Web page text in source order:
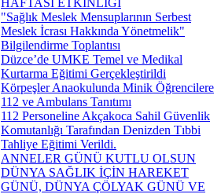
"Sağlık Meslek Mensuplarının Serbest
Meslek İcrası Hakkında Yönetmelik"
Bilgilendirme Toplantısı
Düzce’de UMKE Temel ve Medikal
Kurtarma Eğitimi Gerçekleştirildi
Körpeşler Anaokulunda Minik Öğrencilere
112 ve Ambulans Tanıtımı
112 Personeline Akçakoca Sahil Güvenlik
Komutanlığı Tarafından Denizden Tıbbi
Tahliye Eğitimi Verildi.
ANNELER GÜNÜ KUTLU OLSUN
DÜNYA SAĞLIK İÇİN HAREKET
GÜNÜ, DÜNYA ÇÖLYAK GÜNÜ VE